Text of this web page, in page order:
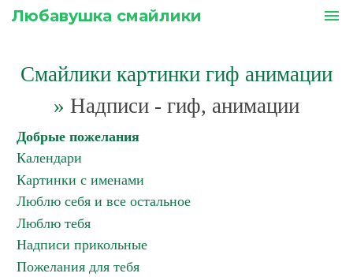
Любавушка смайлики menu
Смайлики картинки гиф анимации
» Надписи - гиф, анимации
Добрые пожелания
Календари
Картинки с именами
Люблю себя и все остальное
Люблю тебя
Надписи прикольные
Пожелания для тебя